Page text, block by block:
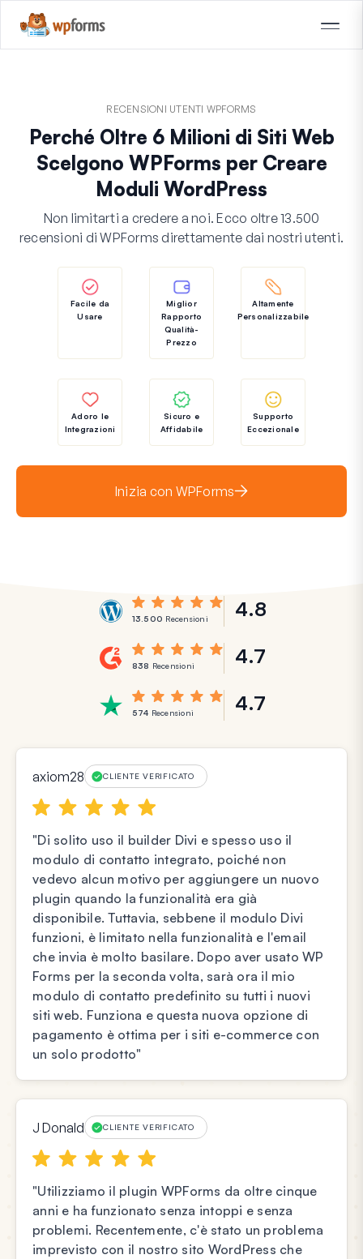
RECENSIONI UTENTI WPFORMS
Perché Oltre 6 Milioni di Siti Web
Scelgono WPForms per Creare
Moduli WordPress
Non limitarti a credere a noi. Ecco oltre 13.500
recensioni di WPForms direttamente dai nostri utenti.
Facile da
Usare
Miglior
Rapporto
Qualità-
Prezzo
Altamente
Personalizzabile
Adoro le
Integrazioni
Sicuro e
Affidabile
Supporto
Eccezionale
Inizia con WPForms
13.500 Recensioni 4.8
838 Recensioni 4.7
574 Recensioni 4.7
axiom28 CLIENTE VERIFICATO
"Di solito uso il builder Divi e spesso uso il
modulo di contatto integrato, poiché non
vedevo alcun motivo per aggiungere un nuovo
plugin quando la funzionalità era già
disponibile. Tuttavia, sebbene il modulo Divi
funzioni, è limitato nella funzionalità e l'email
che invia è molto basilare. Dopo aver usato WP
Forms per la seconda volta, sarà ora il mio
modulo di contatto predefinito su tutti i nuovi
siti web. Funziona e questa nuova opzione di
pagamento è ottima per i siti e-commerce con
un solo prodotto"
J Donald CLIENTE VERIFICATO
"Utilizziamo il plugin WPForms da oltre cinque
anni e ha funzionato senza intoppi e senza
problemi. Recentemente, c'è stato un problema
imprevisto con il nostro sito WordPress che